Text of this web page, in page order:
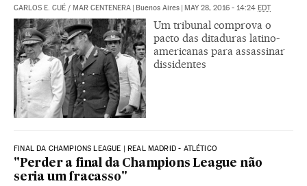
CARLOS E. CUÉ / MAR CENTENERA | Buenos Aires | MAY 28, 2016 - 14:24 EDT
Um tribunal comprova o
pacto das ditaduras latino-
americanas para assassinar
dissidentes
FINAL DA CHAMPIONS LEAGUE | REAL MADRID - ATLÉTICO
"Perder a final da Champions League não
seria um fracasso"